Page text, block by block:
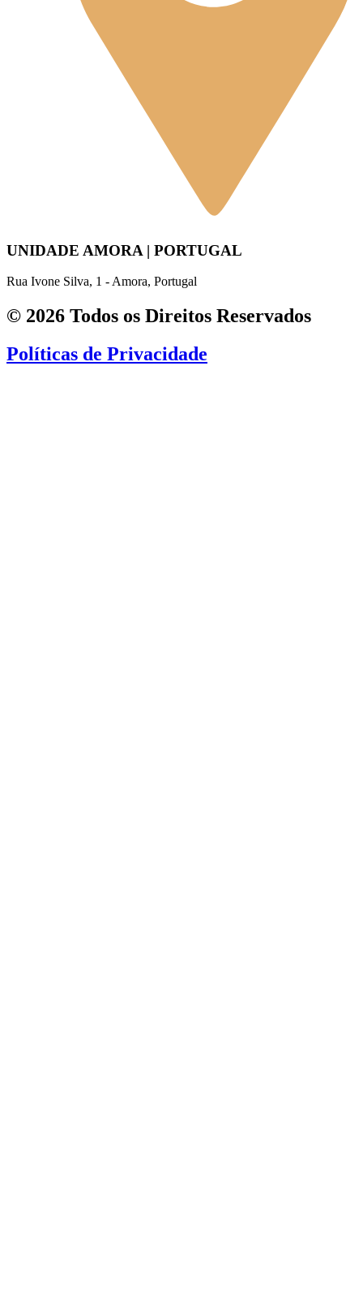
UNIDADE AMORA | PORTUGAL
Rua Ivone Silva, 1 - Amora, Portugal
© 2026 Todos os Direitos Reservados
Políticas de Privacidade